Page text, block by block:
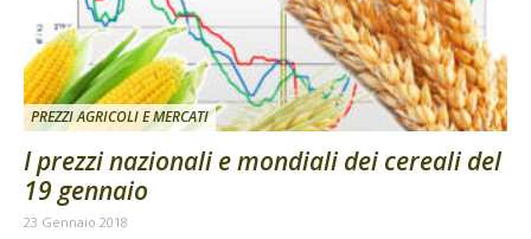
PREZZI AGRICOLI E MERCATI
I prezzi nazionali e mondiali dei cereali del
19 gennaio
23 Gennaio 2018